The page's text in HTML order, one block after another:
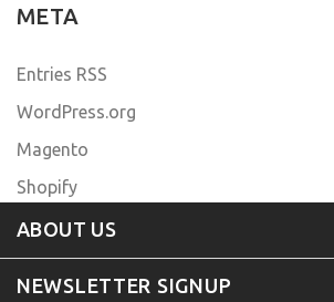
META
Entries RSS
WordPress.org
Magento
Shopify
ABOUT US
NEWSLETTER SIGNUP